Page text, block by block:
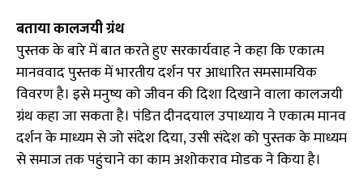
बताया कालजयी ग्रंथ
पुस्तक के बारे में बात करते हुए सरकार्यवाह ने कहा कि एकात्म
मानववाद पुस्तक में भारतीय दर्शन पर आधारित समसामयिक
विवरण है। इसे मनुष्य को जीवन की दिशा दिखाने वाला कालजयी
ग्रंथ कहा जा सकता है। पंडित दीनदयाल उपाध्याय ने एकात्म मानव
दर्शन के माध्यम से जो संदेश दिया, उसी संदेश को पुस्तक के माध्यम
से समाज तक पहुंचाने का काम अशोकराव मोडक ने किया है।